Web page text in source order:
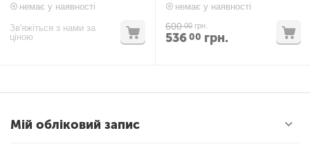
немає у наявності
Зв'яжіться з нами за
ціною
немає у наявності
600 00 грн.
53600 грн.
Мій обліковий запис